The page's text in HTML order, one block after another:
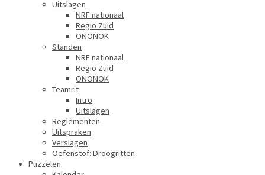
Uitslagen
NRF nationaal
Regio Zuid
ONONOK
Standen
NRF nationaal
Regio Zuid
ONONOK
Teamrit
Intro
Uitslagen
Reglementen
Uitspraken
Verslagen
Oefenstof: Droogritten
Puzzelen